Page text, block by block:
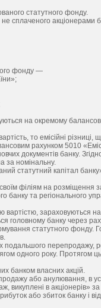
статутного фонду.
сплаченого акціонерами
фонду —
на окремому
то емісійні
рахунком 5010
документів банку.
за номінальну.
статутний капітал
філіям на розміщення
банку та регіонального
вартістю, зараховуються
головному банку через
статутного фонду.
подальшого перепродажу,
одного року. Протягом
банком власних акцій.
або анулювання, в
викуплені в акціонерів»
або збиток банку і